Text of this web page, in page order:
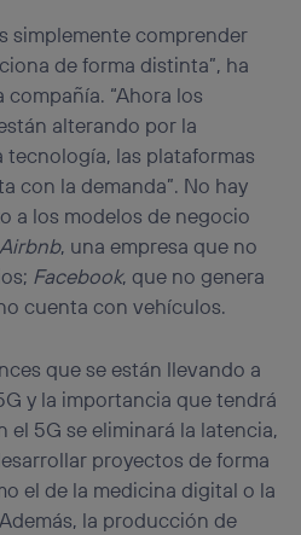
simplemente comprender
de forma distinta”, ha
“Ahora los
alterando por la
las plataformas
con la demanda”. No hay
a los modelos de negocio
Airbnb, una empresa que no
Facebook, que no genera
cuenta con vehículos.
que se están llevando a
y la importancia que tendrá
el 5G se eliminará la latencia,
proyectos de forma
el de la medicina digital o la
la producción de
basará únicamente en la
del móvil.
Utiq seleccionando
inferior de esta página web o
de Utiq
información, consulta
de Utiq.